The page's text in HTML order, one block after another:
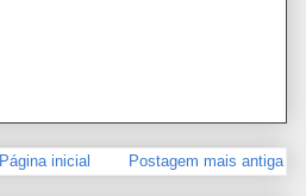
Postagem mais antiga
Página inicial